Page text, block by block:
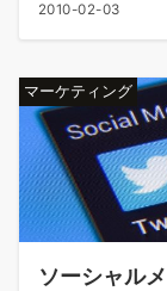
2010-02-03
マーケティング
ソーシャル